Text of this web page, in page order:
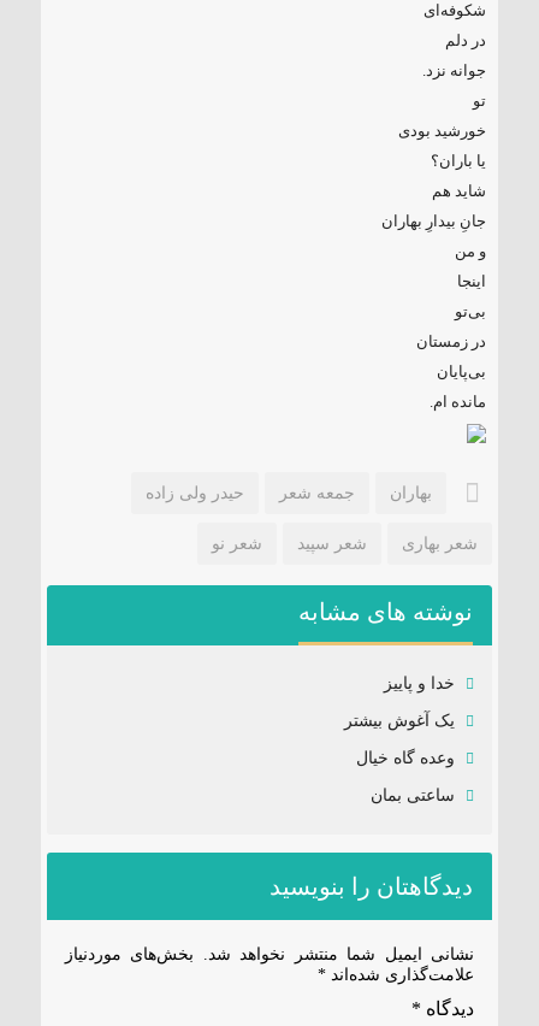
شکوفه‌ای
در دلم
جوانه نزد.
تو
خورشید بودی
یا باران؟
شاید هم
جانِ بیدارِ بهاران
و من
اینجا
بی‌تو
در زمستان
بی‌پایان
مانده ام.
بهاران جمعه شعر حيدر ولی زاده
شعر بهاری شعر سپید شعر نو
نوشته های مشابه
خدا و پاییز
یک آغوش بیشتر
وعده گاه خیال
ساعتی بمان
دیدگاهتان را بنویسید
نشانی ایمیل شما منتشر نخواهد شد.
بخش‌های موردنیاز
علامت‌گذاری شده‌اند *
دیدگاه *